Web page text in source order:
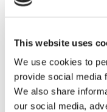
This website uses
We use cookies to
provide social media
We also share
our social media,
Blå